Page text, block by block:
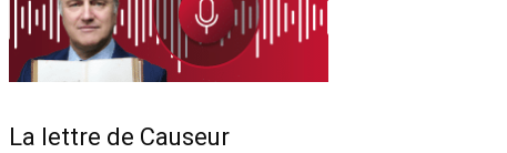
La lettre de Causeur